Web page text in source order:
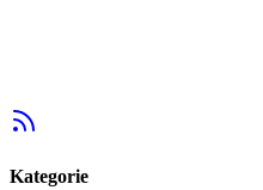
Kategorie